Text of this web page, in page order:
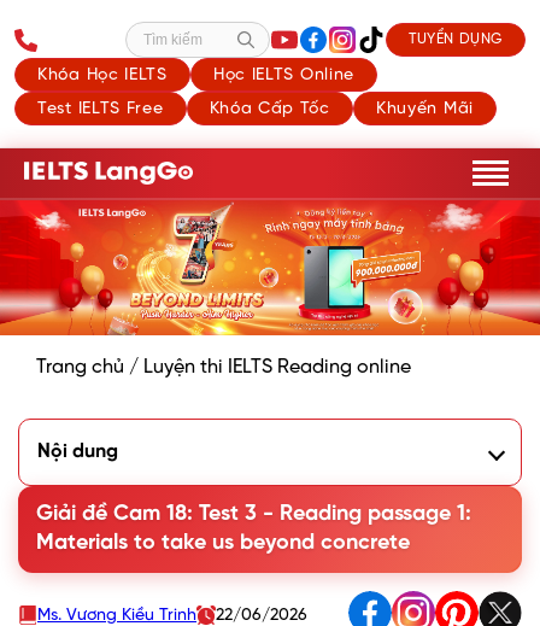
Khóa Học IELTS
Học IELTS Online
Test IELTS Free
Khóa Cấp Tốc Khuyến Mãi
Tìm kiếm TUYỂN DỤNG
Trang chủ / Luyện thi IELTS Reading online
Nội dung
2. Chữa chi tiết đề Cam 18: Test 3 - Reading passage 1:
Materials to take us beyond concrete
3. Học từ vựng hay trong bài đọc: Materials to take us
beyond concrete
Giải đề Cam 18: Test 3 - Reading passage 1:
Materials to take us beyond concrete
Ms. Vương Kiều Trinh 22/06/2026